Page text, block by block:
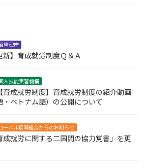
管理庁
】育成就労制度Ｑ＆Ａ
人技能実習機構
成就労制度】育成就労制度の紹介動画
・ベトナム語）の公開について
ーバル協同組合からのお知らせ
成就労に関する二国間の協力覚書」を更